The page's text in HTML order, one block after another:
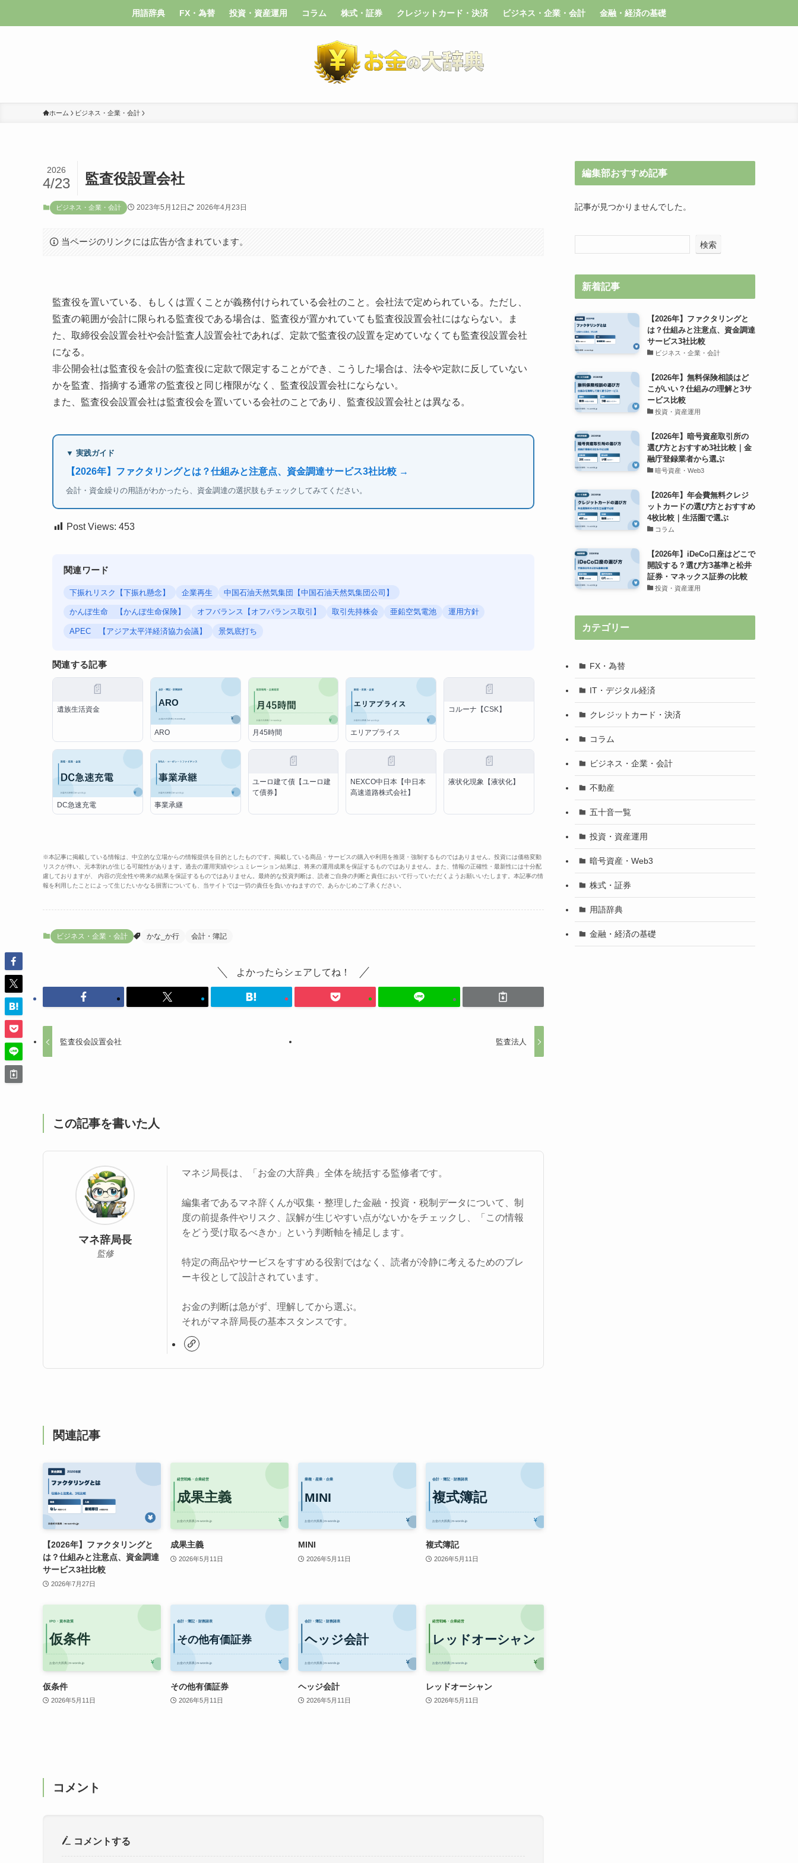
用語辞典 FX・為替 投資・資産運用 コラム 株式・証券 クレジットカード・決済 ビジネス・企業・会計 金融・経済の基礎
ホーム ビジネス・企業・会計
監査役設置会社
2026
4/23
ビジネス・企業・会計 2023年5月12日 2026年4月23日
当ページのリンクには広告が含まれています。
監査役を置いている、もしくは置くことが義務付けられている会社のこと。会社法で定められている。ただし、
監査の範囲が会計に限られる監査役である場合は、監査役が置かれていても監査役設置会社にはならない。ま
た、取締役会設置会社や会計監査人設置会社であれば、定款で監査役の設置を定めていなくても監査役設置会社
になる。
非公開会社は監査役を会計の監査役に定款で限定することができ、こうした場合は、法令や定款に反していない
かを監査、指摘する通常の監査役と同じ権限がなく、監査役設置会社にならない。
また、監査役会設置会社は監査役会を置いている会社のことであり、監査役設置会社とは異なる。
▼ 実践ガイド
【2026年】ファクタリングとは？仕組みと注意点、資金調達サービス3社比較 →
会計・資金繰りの用語がわかったら、資金調達の選択肢もチェックしてみてください。
Post Views: 453
関連ワード
下振れリスク【下振れ懸念】 企業再生 中国石油天然気集団【中国石油天然気集団公司】
かんぽ生命 【かんぽ生命保険】 オフバランス【オフバランス取引】 取引先持株会 亜鉛空気電池 運用方針
APEC 【アジア太平洋経済協力会議】 景気底打ち
関連する記事
📄
遺族生活資金
ARO 月45時間 エリアプライス
📄
コルーナ【CSK】
DC急速充電 事業承継
📄
ユーロ建て債【ユーロ建
て債券】
📄
NEXCO中日本【中日本
高速道路株式会社】
📄
液状化現象【液状化】
※本記事に掲載している情報は、中立的な立場からの情報提供を目的としたものです。掲載している商品・サービスの購入や利用を推奨・強制するものではありません。投資には価格変動
リスクが伴い、元本割れが生じる可能性があります。過去の運用実績やシュミレーション結果は、将来の運用成果を保証するものではありません。また、情報の正確性・最新性には十分配
慮しておりますが、 内容の完全性や将来の結果を保証するものではありません。最終的な投資判断は、読者ご自身の判断と責任において行っていただくようお願いいたします。本記事の情
報を利用したことによって生じたいかなる損害についても、当サイトでは一切の責任を負いかねますので、あらかじめご了承ください。
ビジネス・企業・会計 かな_か行 会計・簿記
よかったらシェアしてね！
監査役会設置会社 監査法人
この記事を書いた人
マネ辞局長
監修
マネジ局長は、「お金の大辞典」全体を統括する監修者です。
編集者であるマネ辞くんが収集・整理した金融・投資・税制データについて、制
度の前提条件やリスク、誤解が生じやすい点がないかをチェックし、「この情報
をどう受け取るべきか」という判断軸を補足します。
特定の商品やサービスをすすめる役割ではなく、読者が冷静に考えるためのブレ
ーキ役として設計されています。
お金の判断は急がず、理解してから選ぶ。
それがマネ辞局長の基本スタンスです。
関連記事
【2026年】ファクタリングと
は？仕組みと注意点、資金調達
サービス3社比較
2026年7月27日
成果主義
2026年5月11日
MINI
2026年5月11日
複式簿記
2026年5月11日
仮条件
2026年5月11日
その他有価証券
2026年5月11日
ヘッジ会計
2026年5月11日
レッドオーシャン
2026年5月11日
コメント
コメントする
編集部おすすめ記事
記事が見つかりませんでした。
検索
新着記事
【2026年】ファクタリングと
は？仕組みと注意点、資金調達
サービス3社比較
ビジネス・企業・会計
【2026年】無料保険相談はど
こがいい？仕組みの理解と3サ
ービス比較
投資・資産運用
【2026年】暗号資産取引所の
選び方とおすすめ3社比較｜金
融庁登録業者から選ぶ
暗号資産・Web3
【2026年】年会費無料クレジ
ットカードの選び方とおすすめ
4枚比較｜生活圏で選ぶ
コラム
【2026年】iDeCo口座はどこで
開設する？選び方3基準と松井
証券・マネックス証券の比較
投資・資産運用
カテゴリー
FX・為替
IT・デジタル経済
クレジットカード・決済
コラム
ビジネス・企業・会計
不動産
五十音一覧
投資・資産運用
暗号資産・Web3
株式・証券
用語辞典
金融・経済の基礎